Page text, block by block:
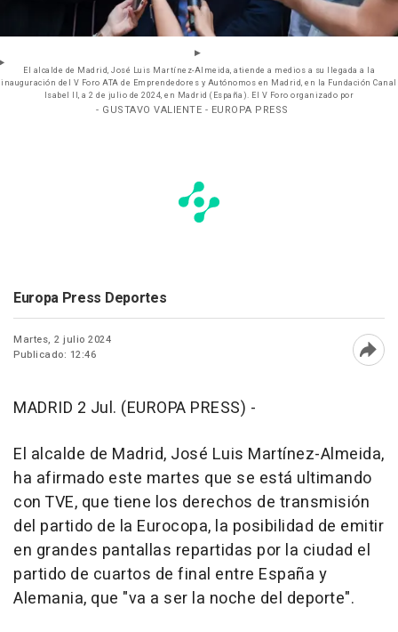
El alcalde de Madrid, José Luis Martínez-Almeida, atiende a medios a su llegada a la
inauguración del V Foro ATA de Emprendedores y Autónomos en Madrid, en la Fundación Canal
Isabel II, a 2 de julio de 2024, en Madrid (España). El V Foro organizado por
- GUSTAVO VALIENTE - EUROPA PRESS
Europa Press Deportes
Martes, 2 julio 2024
Publicado: 12:46
MADRID 2 Jul. (EUROPA PRESS) -
El alcalde de Madrid, José Luis Martínez-Almeida,
ha afirmado este martes que se está ultimando
con TVE, que tiene los derechos de transmisión
del partido de la Eurocopa, la posibilidad de emitir
en grandes pantallas repartidas por la ciudad el
partido de cuartos de final entre España y
Alemania, que "va a ser la noche del deporte".